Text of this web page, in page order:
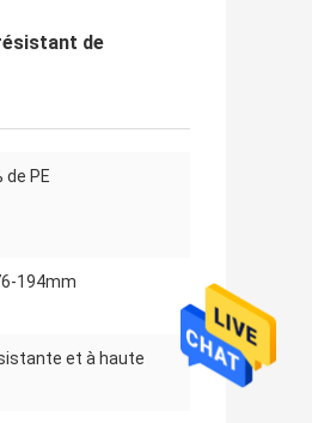
de
de PE
194mm
et à haute